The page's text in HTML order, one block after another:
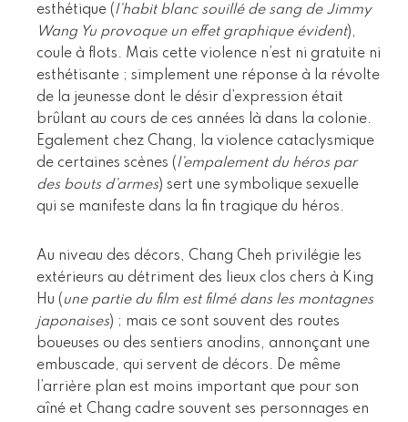
esthétique (l’habit blanc souillé de sang de Jimmy
Wang Yu provoque un effet graphique évident),
coule à flots. Mais cette violence n’est ni gratuite ni
esthétisante ; simplement une réponse à la révolte
de la jeunesse dont le désir d’expression était
brûlant au cours de ces années là dans la colonie.
Egalement chez Chang, la violence cataclysmique
de certaines scènes (l’empalement du héros par
des bouts d’armes) sert une symbolique sexuelle
qui se manifeste dans la fin tragique du héros.
Au niveau des décors, Chang Cheh privilégie les
extérieurs au détriment des lieux clos chers à King
Hu ( une partie du film est filmé dans les montagnes
japonaises) ; mais ce sont souvent des routes
boueuses ou des sentiers anodins, annonçant une
embuscade, qui servent de décors. De même
l’arrière plan est moins important que pour son
aîné et Chang cadre souvent ses personnages en